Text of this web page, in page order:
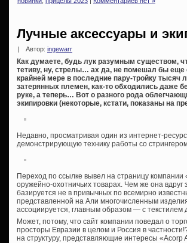
Лучные аксессуары и
| Автор: ingewarr
Как думаете, будь лук разумным существом,
тетиву, ну, стрелы… ах да, не помешал бы еще
крайней мере в последние пару-тройку тысяч
затерянных племен, как-то обходились даже
руке, а теперь… Вот о разного рода
экипировки (некоторые, кстати, показаны на
Недавно, просматривая один из интернет-
демонстрирующую технику работы со
Переход по ссылке вывел на страницу компании
оружейно-охотничьих товарах. Чем же она
базируется не в привычных по всемирно
представленной на Али многочисленным
ассоциируется, главным образом — с текстилем
Может, потому, что сайт компании поведал о
просторы Евразии в целом и Россия в
на структуру, представляющие интересы «Acorp